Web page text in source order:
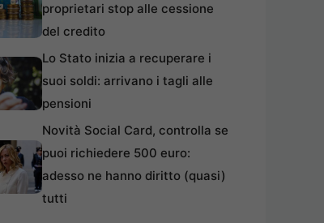
proprietari stop alle cessione
del credito
Lo Stato inizia a recuperare i
suoi soldi: arrivano i tagli alle
pensioni
Novità Social Card, controlla se
puoi richiedere 500 euro:
adesso ne hanno diritto (quasi)
tutti